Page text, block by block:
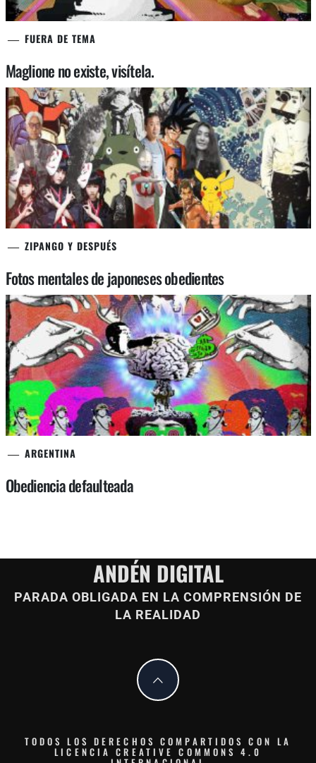
FUERA DE TEMA
Maglione no existe, visítela.
ZIPANGO Y DESPUÉS
Fotos mentales de japoneses obedientes
ARGENTINA
Obediencia defaulteada
ANDÉN DIGITAL
PARADA OBLIGADA EN LA COMPRENSIÓN DE
LA REALIDAD
TODOS LOS DERECHOS COMPARTIDOS CON LA
LICENCIA CREATIVE COMMONS 4.0